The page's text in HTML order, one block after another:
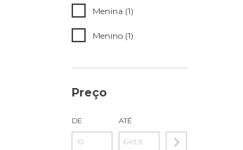
Menina (1)
Menino (1)
Preço
DE ATÉ